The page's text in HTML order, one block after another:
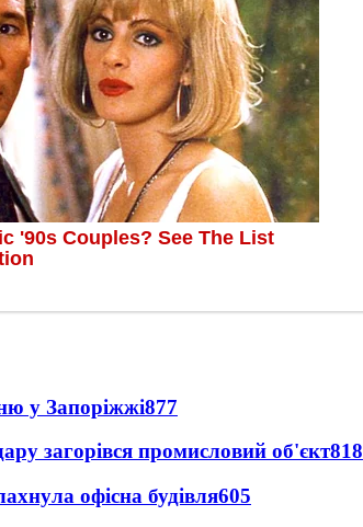
у Запоріжжі877
загорівся промисловий об'єкт818
офісна будівля605